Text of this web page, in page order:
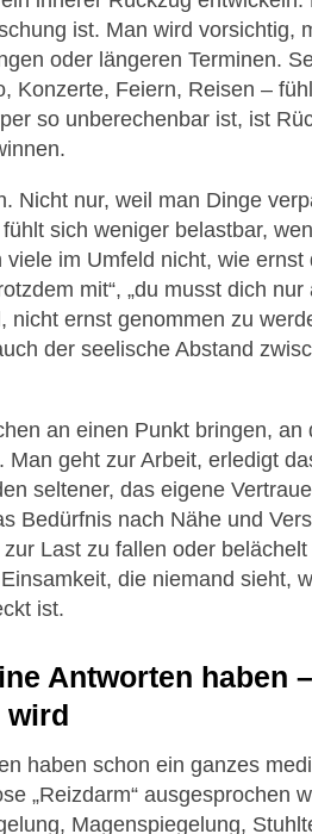
ist. Man wird vorsichtig,
oder längeren Terminen.
Konzerte, Feiern, Reisen –
so unberechenbar ist, ist
Nicht nur, weil man Dinge
sich weniger belastbar,
im Umfeld nicht, wie ernst
mit“, „du musst dich
nicht ernst genommen zu
der seelische Abstand
an einen Punkt bringen,
Man geht zur Arbeit, erledigt
seltener, das eigene
Bedürfnis nach Nähe und
Last zu fallen oder
die niemand sieht,
ist.
Antworten haben
wird
haben schon ein ganzes
„Reizdarm“ ausgesprochen
Magenspiegelung,